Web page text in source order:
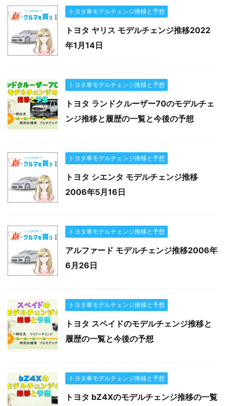
トヨタ車モデルチェンジ推移と予想
トヨタ ヤリス モデルチェンジ推移2022
年1月14日
トヨタ車モデルチェンジ推移と予想
トヨタ ランドクルーザー70のモデルチェ
ンジ推移と履歴の一覧と今後の予想
トヨタ車モデルチェンジ推移と予想
トヨタ シエンタ モデルチェンジ推移
2006年5月16日
トヨタ車モデルチェンジ推移と予想
アルファード モデルチェンジ推移2006年
6月26日
トヨタ車モデルチェンジ推移と予想
トヨタ スペイドのモデルチェンジ推移と
履歴の一覧と今後の予想
トヨタ車モデルチェンジ推移と予想
トヨタ bZ4Xのモデルチェンジ推移の一覧